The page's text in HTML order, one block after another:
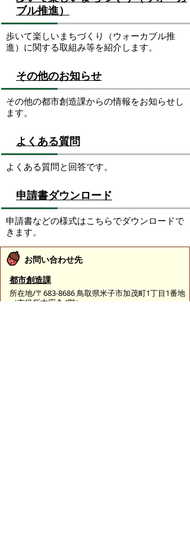
ブル推進）
歩いて楽しいまちづくり（ウォーカブル推
進）に関する取組み等を紹介します。
その他のお知らせ
その他の都市創造課からの情報をお知らせし
ます。
よくある質問
よくある質問と回答です。
申請書ダウンロード
申請書などの様式はこちらでダウンロードで
きます。
お問い合わせ先
都市創造課
所在地/〒683-8686 鳥取県米子市加茂町1丁目1番地
（市役所本庁舎4階）